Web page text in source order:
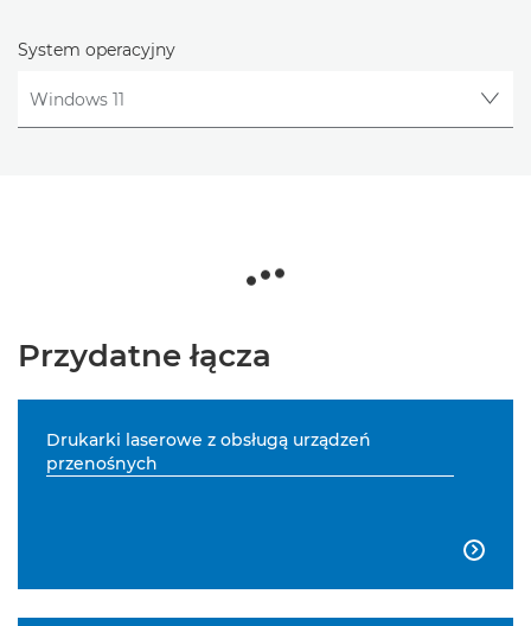
System operacyjny
Przydatne łącza
Drukarki laserowe z obsługą urządzeń
przenośnych
